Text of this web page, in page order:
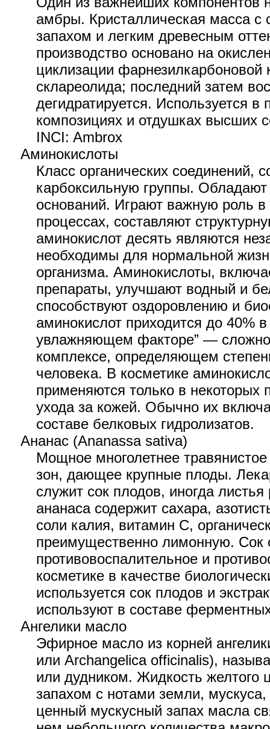
амбры. Кристаллическая масса
запахом и легким древесным
производство основано на
циклизации фарнезилкарбоновой
склареолида; последний затем
дегидратируется. Используется
композициях и отдушках высших
INCI: Ambrox
Аминокислоты
Класс органических соединений,
карбоксильную группы. Обладают
оснований. Играют важную роль в
процессах, составляют
аминокислот десять являются
необходимы для нормальной
организма. Аминокислоты,
препараты, улучшают водный и
способствуют оздоровлению и
аминокислот приходится до 40%
увлажняющем факторе” —
комплексе, определяющем
человека. В косметике
применяются только в некоторых
ухода за кожей. Обычно их
составе белковых гидролизатов.
Ананас (Ananassa sativa)
Мощное многолетнее травянистое
зон, дающее крупные плоды.
служит сок плодов, иногда
ананаса содержит сахара,
соли калия, витамин С,
преимущественно лимонную. Сок
противовоспалительное и
косметике в качестве
используется сок плодов и
используют в составе
Ангелики масло
Эфирное масло из корней
или Archangelica officinalis),
или дудником. Жидкость желтого
запахом с нотами земли,
ценный мускусный запах масла